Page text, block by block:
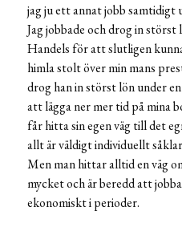
jag ju ett annat jobb samtidigt
Jag jobbade och drog in
Handels för att slutligen
himla stolt över min mans
drog han in störst lön under
att lägga ner mer tid på mina
får hitta sin egen väg till det
allt är väldigt individuellt
Men man hittar alltid en väg
mycket och är beredd att
ekonomiskt i perioder.